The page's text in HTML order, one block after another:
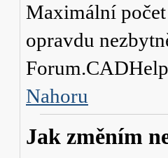
Maximální
opravdu
Nahoru
Jak změním